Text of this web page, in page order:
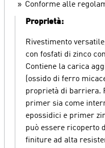
Conforme alle
Proprietà:
Rivestimento
con fosfati di zinco
Contiene la carica
(ossido di ferro
proprietà di barriera.
primer sia come
epossidici e primer
può essere ricoperto
finiture ad alta